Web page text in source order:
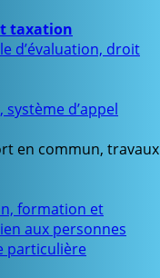
taxation
d’évaluation, droit
système d’appel
en commun, travaux
formation et
aux personnes
particulière